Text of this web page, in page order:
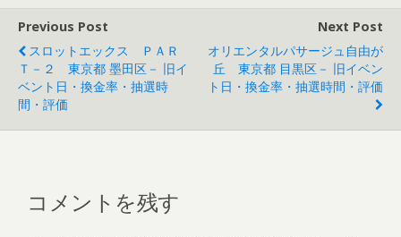
Previous Post
スロットエックス ＰＡＲ
Ｔ－２ 東京都 墨田区－ 旧イ
ベント日・換金率・抽選時
間・評価
Next Post
オリエンタルパサージュ自由が
丘 東京都 目黒区－ 旧イベン
ト日・換金率・抽選時間・評価
コメントを残す